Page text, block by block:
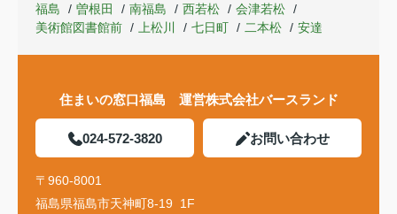
福島
曽根田 南福島 西若松
会津若松
美術館図書館前
上松川 七日町 二本松 安達
住まいの窓口福島 運営株式会社バースランド
024-572-3820 お問い合わせ
〒960-8001
福島県福島市天神町8-19 1F